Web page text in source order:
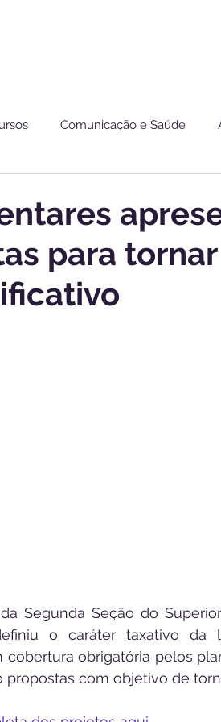
Comunicação e Saúde
para
Segunda Seção do
o caráter taxativo da
cobertura obrigatória pelos
propostas com objetivo de